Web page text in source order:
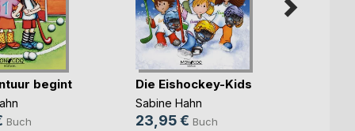
begint
Buch
Die Eishockey-Kids
Sabine Hahn
23,95 € Buch